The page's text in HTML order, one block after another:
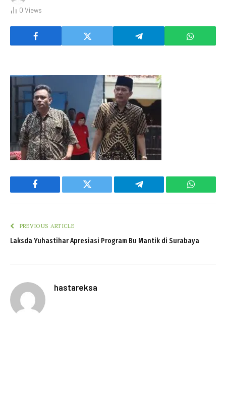
0 Views
Facebook Twitter Telegram
PREVIOUS ARTICLE
Laksda Yuhastihar Apresiasi Program Bu Mantik di Surabaya
hastareksa